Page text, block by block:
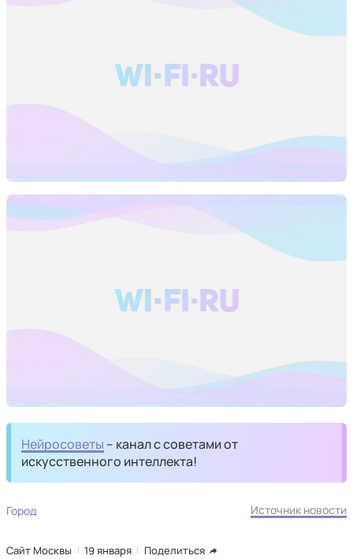
Нейросоветы – канал с советами от
искусственного интеллекта!
Город Источник новости
Сайт Москвы 19 января Поделиться